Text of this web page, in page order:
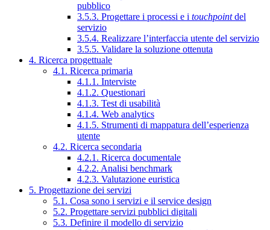
pubblico
3.5.3. Progettare i processi e i touchpointdel
servizio
3.5.4. Realizzare l’interfaccia utente del servizio
3.5.5. Validare la soluzione ottenuta
4. Ricerca progettuale
4.1. Ricerca primaria
4.1.1. Interviste
4.1.2. Questionari
4.1.3. Test di usabilità
4.1.4. Web analytics
4.1.5. Strumenti di mappatura dell’esperienza
utente
4.2. Ricerca secondaria
4.2.1. Ricerca documentale
4.2.2. Analisi benchmark
4.2.3. Valutazione euristica
5. Progettazione dei servizi
5.1. Cosa sono i servizi e il service design
5.2. Progettare servizi pubblici digitali
5.3. Definire il modello di servizio